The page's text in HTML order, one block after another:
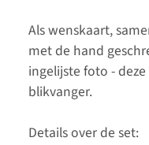
Als wenskaart,
met de hand
ingelijste foto -
blikvanger.
Details over de set: